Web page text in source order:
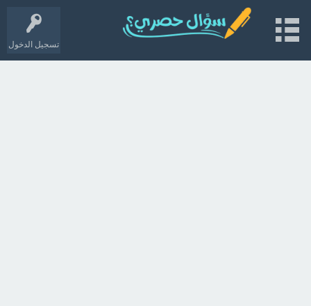
تسجيل الدخول